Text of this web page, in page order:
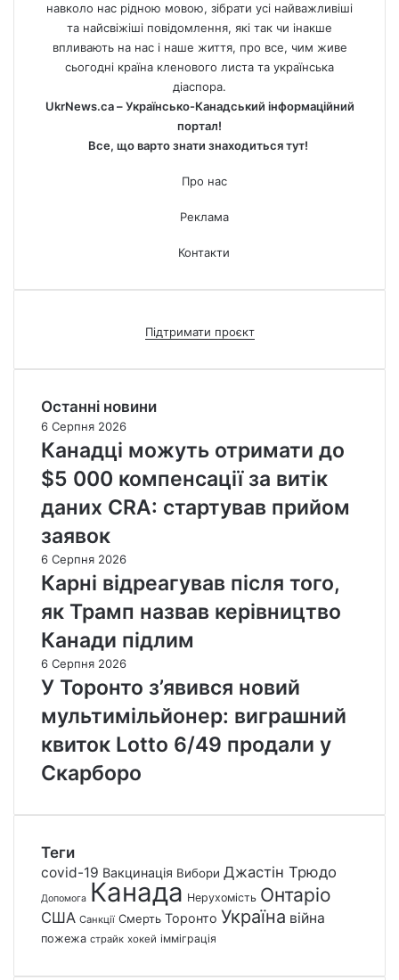
навколо нас рідною мовою, зібрати усі найважливіші
та найсвіжіші повідомлення, які так чи інакше
впливають на нас і наше життя, про все, чим живе
сьогодні країна кленового листа та українська
діаспора.
UkrNews.ca – Українсько-Канадський інформаційний
портал!
Все, що варто знати знаходиться тут!
Про нас
Реклама
Контакти
Підтримати проєкт
Останні новини
6 Серпня 2026
Канадці можуть отримати до
$5 000 компенсації за витік
даних CRA: стартував прийом
заявок
6 Серпня 2026
Карні відреагував після того,
як Трамп назвав керівництво
Канади підлим
6 Серпня 2026
У Торонто з’явився новий
мультимільйонер: виграшний
квиток Lotto 6/49 продали у
Скарборо
Теги
covid-19 Вакцинація Вибори Джастін Трюдо
Допомога Канада Нерухомість Онтаріо
США Санкції Смерть Торонто Україна війна
пожежа страйк хокей імміграція